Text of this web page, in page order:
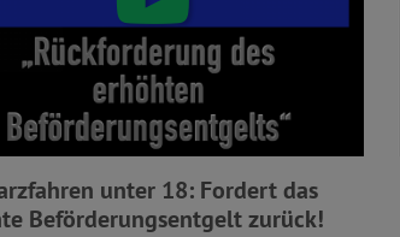
unter 18: Fordert das
Beförderungsentgelt zurück!